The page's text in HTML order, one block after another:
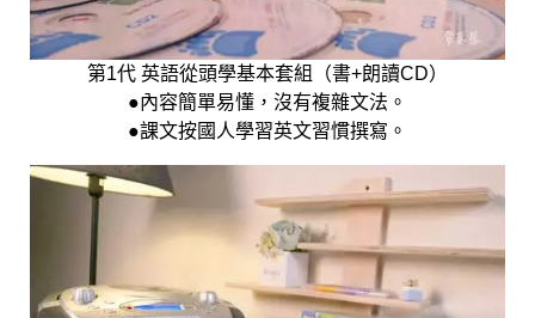
第1代 英語從頭學基本套組（書+朗讀CD）
●內容簡單易懂，沒有複雜文法。
●課文按國人學習英文習慣撰寫。